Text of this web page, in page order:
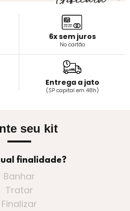
6x sem juros
No cartão
Entrega a jato
(SP capital em 48h)
seu kit
finalidade?
Banhar
Tratar
Finalizar